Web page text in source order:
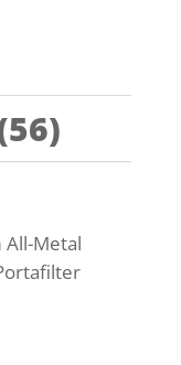
All-Metal